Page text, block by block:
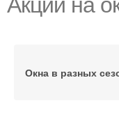
Окна в разных